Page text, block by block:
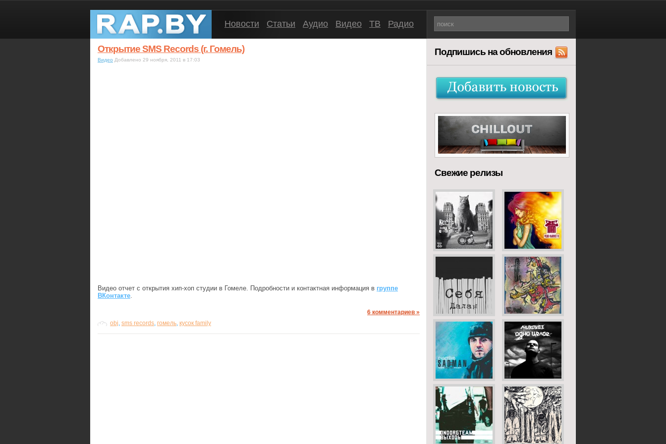
Новости Статьи Аудио Видео ТВ Радио
Открытие SMS Records (г. Гомель)
Видео Добавлено 29 ноября, 2011 в 17:03
Видео отчет с открытия хип-хоп студии в Гомеле. Подробности и контактная информация в группе
ВКонтакте.
6 комментариев »
obj sms records гомель кусок family
Подпишись на обновления
Свежие релизы